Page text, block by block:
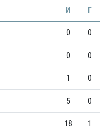
И Г
0 0
0 0
1 0
5 0
18 1